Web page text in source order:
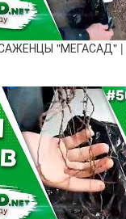
"МЕГАСАД" |